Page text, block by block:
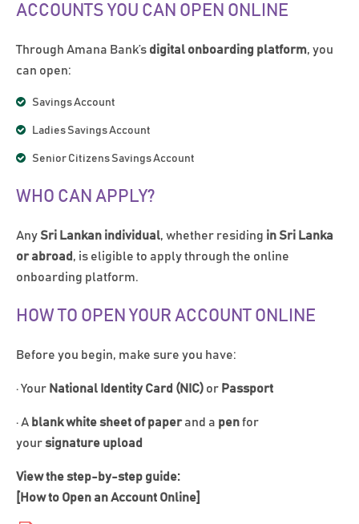
ACCOUNTS YOU CAN OPEN ONLINE
Through Amana Bank’s digital onboarding platform, you
can open:
Savings Account
Ladies Savings Account
Senior Citizens Savings Account
WHO CAN APPLY?
Any Sri Lankan individual, whether residing in Sri Lanka
or abroad , is eligible to apply through the online
onboarding platform.
HOW TO OPEN YOUR ACCOUNT ONLINE
Before you begin, make sure you have:
· Your National Identity Card (NIC) or Passport
· A blank white sheet of paperand a penfor
yoursignature upload
View the step-by-step guide:
[How to Open an Account Online]